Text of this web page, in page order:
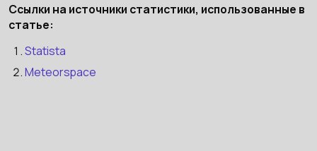
Ссылки на источники статистики, использованные в
статье:
Statista
Meteorspace